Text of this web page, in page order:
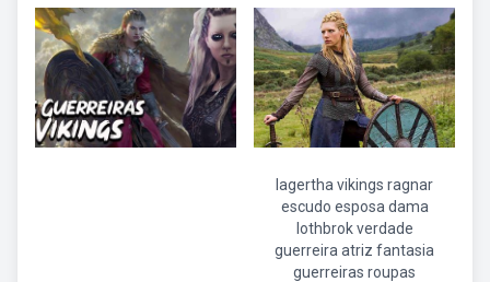
lagertha vikings ragnar
escudo esposa dama
lothbrok verdade
guerreira atriz fantasia
guerreiras roupas